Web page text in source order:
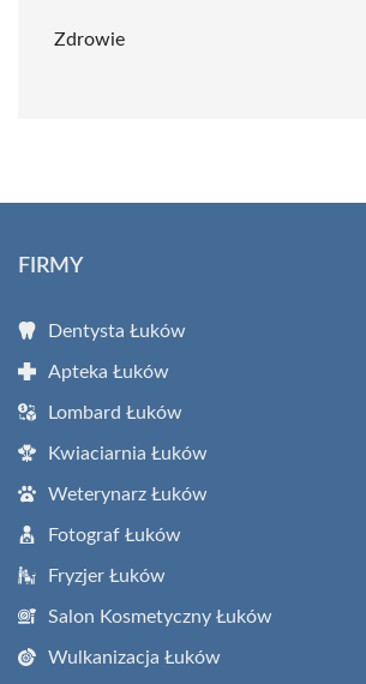
Zdrowie
FIRMY
Dentysta Łuków
Apteka Łuków
Lombard Łuków
Kwiaciarnia Łuków
Weterynarz Łuków
Fotograf Łuków
Fryzjer Łuków
Salon Kosmetyczny Łuków
Wulkanizacja Łuków